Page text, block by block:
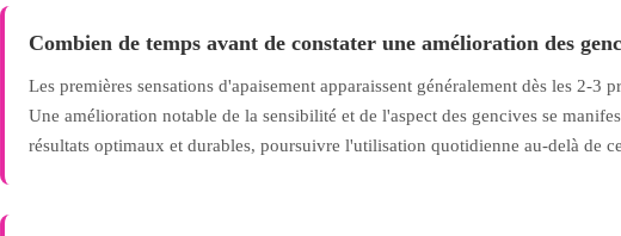
Combien de temps avant de constater une amélioration des
Les premières sensations d'apaisement apparaissent généralement dès les 2-3
Une amélioration notable de la sensibilité et de l'aspect des gencives se
résultats optimaux et durables, poursuivre l'utilisation quotidienne au-delà de